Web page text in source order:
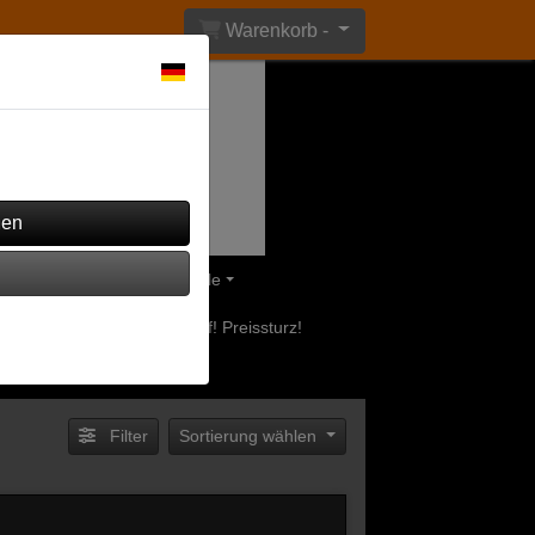
Warenkorb -
Olsberg Ersatzteile
Ausverkauf! Preissturz!
Sortierung wählen
Filter